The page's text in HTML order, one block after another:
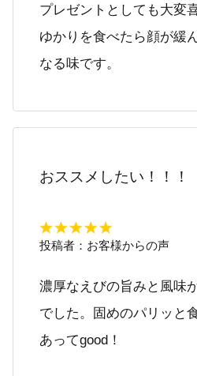
プレゼントとしても大変
ゆかりを食べたら顔が緩
なる味です。
おススメしたい！！！
投稿者： お客様からの声
濃厚なえびの旨みと風味
でした。固めのパリッと
あってgood！